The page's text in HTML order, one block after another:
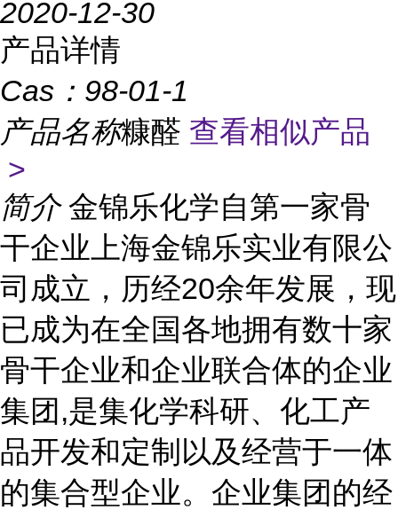
2020-12-30
产品详情
Cas： 98-01-1
产品名称糠醛 查看相似产品
>
简介 金锦乐化学自第一家骨
干企业上海金锦乐实业有限公
司成立，历经20余年发展，现
已成为在全国各地拥有数十家
骨干企业和企业联合体的企业
集团,是集化学科研、化工产
品开发和定制以及经营于一体
的集合型企业。企业集团的经